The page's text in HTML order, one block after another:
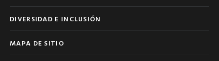
DIVERSIDAD E INCLUSIÓN
MAPA DE SITIO